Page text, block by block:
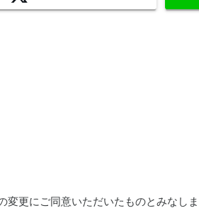
更にご同意いただいたものとみなしま